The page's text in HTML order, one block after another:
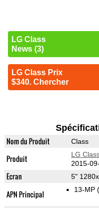
LG Class
News (3)
LG Class Prix
$340. Chercher
Nom du Produit Class
Produit LG
2015-
Ecran 5"
APN Principal 13-MP